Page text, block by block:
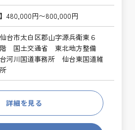
】480,000円〜800,000円
台市太白区郡山字源兵衛東６
国土交通省 東北地方整備
河川国道事務所 仙台東国道維
詳細を見る